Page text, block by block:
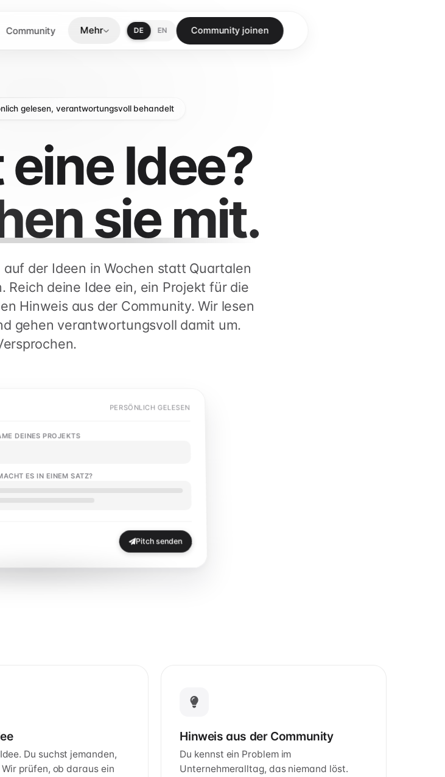
Community Mehr DE EN Community joinen
gelesen, verantwortungsvoll behandelt
Idee?
sie mit.
der Ideen in Wochen statt Quartalen
deine Idee ein, ein Projekt für die
Hinweis aus der Community. Wir lesen
gehen verantwortungsvoll damit um.
PERSÖNLICH GELESEN
DEINES PROJEKTS
ES IN EINEM SATZ?
Pitch senden
Du suchst jemanden,
prüfen, ob daraus ein
Hinweis aus der Community
Du kennst ein Problem im
Unternehmeralltag, das niemand löst.